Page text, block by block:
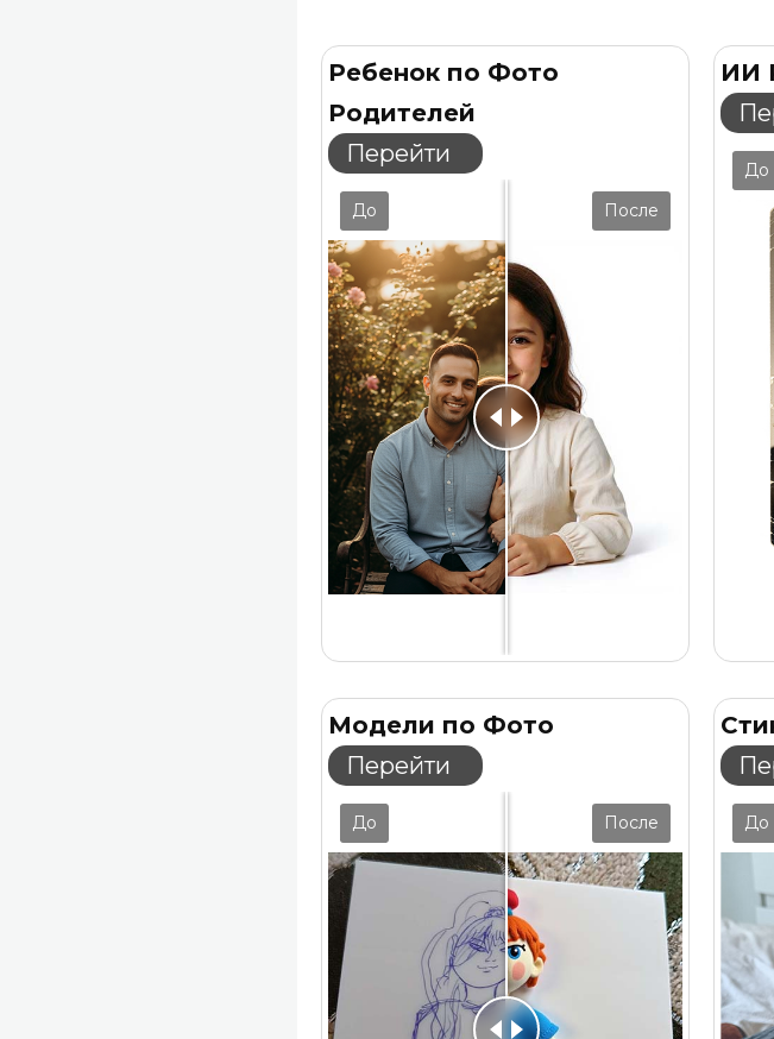
движение и мимику прямо из обычного
Ребенок по Фото
Родителей
Перейти
До После
ИИ
До
Модели по Фото
Перейти
До После До